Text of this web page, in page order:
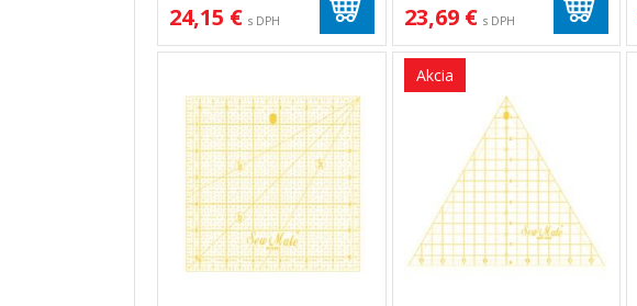
24,15 € s DPH 23,69 € s DPH
Akcia